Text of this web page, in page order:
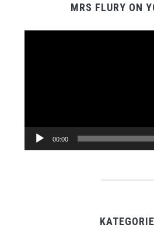
MRS FLURY ON
00:00